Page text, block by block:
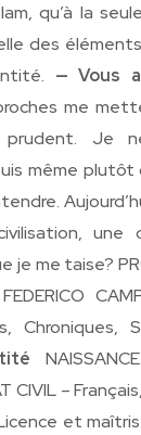
qu’à la
des
— Vous
me
prudent. Je
même plutôt
une
je me taise?
Chroniques,
CIVIL –
et